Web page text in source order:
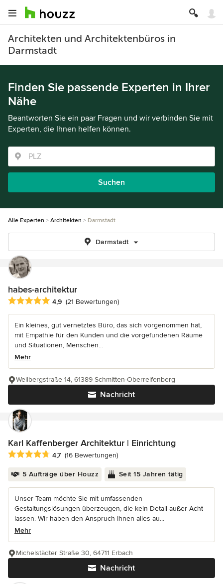
Architekten und Architektenbüros in
Darmstadt
Finden Sie passende Experten in Ihrer
Nähe
Beantworten Sie ein paar Fragen und wir verbinden Sie mit
Experten, die Ihnen helfen können.
Suchen
Alle Experten Architekten Darmstadt
Darmstadt
habes-architektur
Durchschnittliche Bewertung: 4.9 von 5 Sternen
4,9 (21 Bewertungen)
Ein kleines, gut vernetztes Büro, das sich vorgenommen hat,
mit Empathie für den Kunden und die vorgefundenen Räume
und Situationen, Menschen...
Mehr
Nachricht
Weilbergstraße 14, 61389 Schmitten-Oberreifenberg
Karl Kaffenberger Architektur | Einrichtung
Durchschnittliche Bewertung: 4.7 von 5 Sternen
4,7 (16 Bewertungen)
5 Aufträge über Houzz Seit 15 Jahren tätig
Unser Team möchte Sie mit umfassenden
Gestaltungslösungen überzeugen, die kein Detail außer Acht
lassen. Wir haben den Anspruch Ihnen alles au...
Mehr
Nachricht
Michelstädter Straße 30, 64711 Erbach